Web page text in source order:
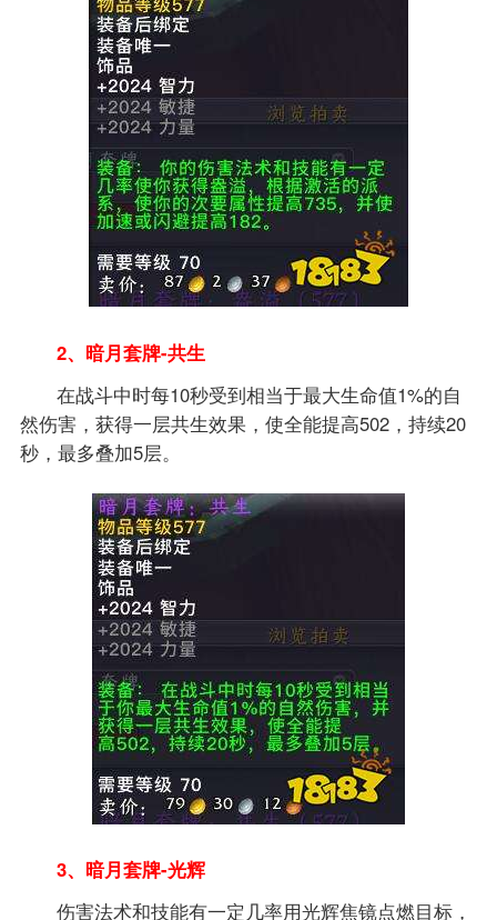
2、暗月套牌-共生
在战斗中时每10秒受到相当于最大生命值1%的自
然伤害，获得一层共生效果，使全能提高502，持续20
秒，最多叠加5层。
3、暗月套牌-光辉
伤害法术和技能有一定几率用光辉焦镜点燃目标，